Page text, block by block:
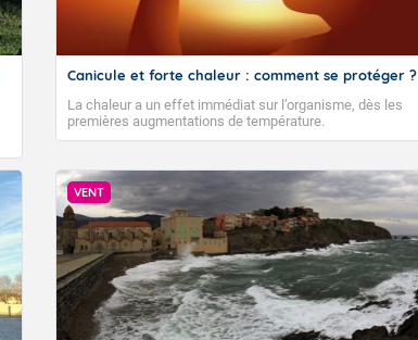
Canicule et forte chaleur : comment se protéger ?
La chaleur a un effet immédiat sur l’organisme, dès les
premières augmentations de température.
VENT